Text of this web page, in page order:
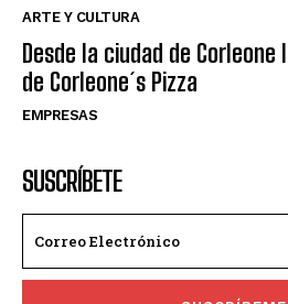
ARTE Y CULTURA
Desde la ciudad de Corleone
de Corleone´s Pizza
EMPRESAS
SUSCRÍBETE